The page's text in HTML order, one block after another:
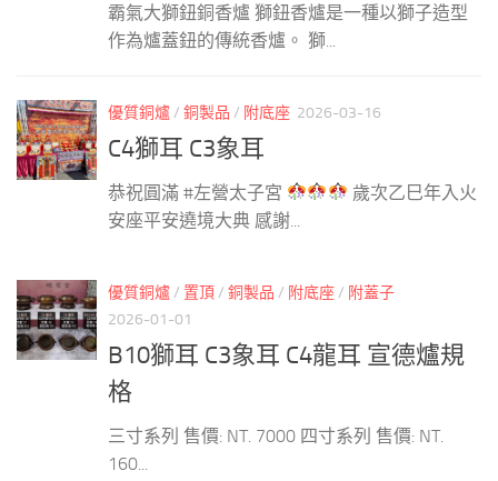
霸氣大獅鈕銅香爐 獅鈕香爐是一種以獅子造型
作為爐蓋鈕的傳統香爐。 獅...
優質銅爐/ 銅製品 / 附底座 2026-03-16
C4獅耳 C3象耳
恭祝圓滿 #左營太子宮
歲次乙巳年入火
安座平安遶境大典 感謝...
優質銅爐/ 置頂/ 銅製品 / 附底座/ 附蓋子
2026-01-01
B10獅耳 C3象耳 C4龍耳 宣德爐規
格
三寸系列 售價: NT. 7000 四寸系列 售價: NT.
160...